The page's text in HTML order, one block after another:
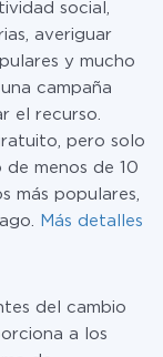
social,
averiguar
y mucho
campaña
el recurso.
pero solo
menos de 10
más populares,
Más detalles
del cambio
a los